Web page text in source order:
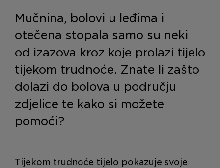
Mučnina, bolovi u leđima i
otečena stopala samo su neki
od izazova kroz koje prolazi tijelo
tijekom trudnoće. Znate li zašto
dolazi do bolova u području
zdjelice te kako si možete
pomoći?
Tijekom trudnoće tijelo pokazuje svoje